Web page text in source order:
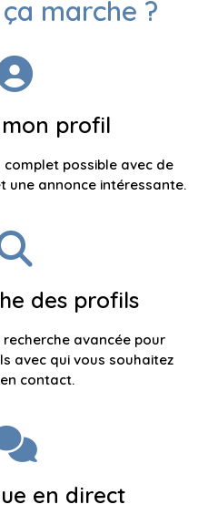
marche ?
profil
possible avec de
une annonce intéressante.
des profils
avancée pour
avec qui vous souhaitez
contact.
en direct